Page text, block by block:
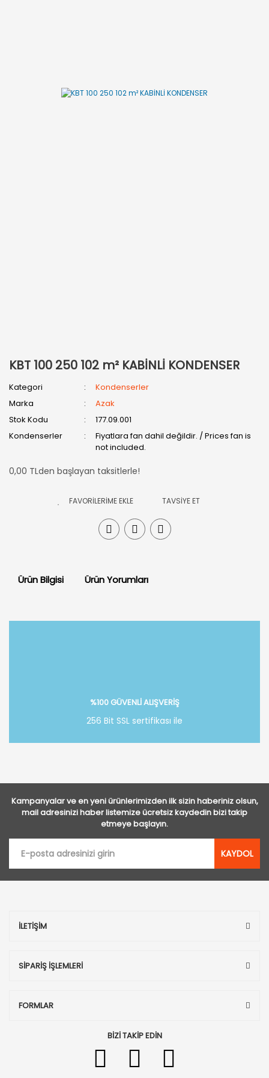
KBT 100 250 102 m² KABİNLİ KONDENSER
Kategori
Kondenserler
Marka
Azak
Stok Kodu
177.09.001
Kondenserler
Fiyatlara fan dahil değildir. / Prices fan is
not included.
0,00 TLden başlayan taksitlerle!
TAVSİYE ET
Ürün Bilgisi Ürün Yorumları
%100 GÜVENLİ ALIŞVERİŞ
256 Bit SSL sertifikası ile
Kampanyalar ve en yeni ürünlerimizden ilk sizin haberiniz olsun,
mail adresinizi haber listemize ücretsiz kaydedin bizi takip
etmeye başlayın.
KAYDOL
İLETİŞİM
SİPARİŞ İŞLEMLERİ
FORMLAR
BİZİ TAKİP EDİN